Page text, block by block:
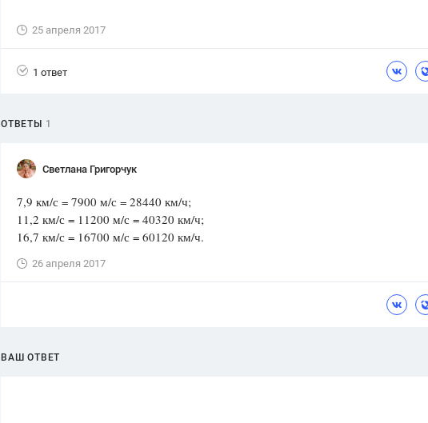
1752 ответа
ответа
1551 ответ
ответов
Красота,
25 апреля 2017
1 ответ
ОТВЕТЫ 1
Светлана Григорчук
7,9 км/с = 7900 м/с = 28440 км/ч;
11,2 км/с = 11200 м/с = 40320 км/ч;
16,7 км/с = 16700 м/с = 60120 км/ч.
26 апреля 2017
ВАШ ОТВЕТ